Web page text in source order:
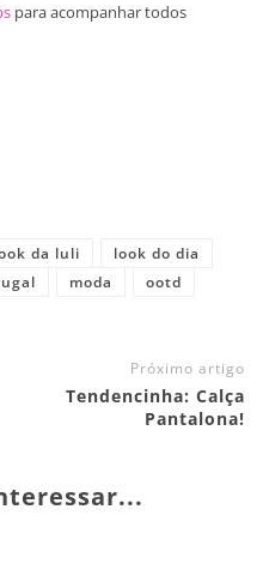
para acompanhar todos
da luli
look do dia
moda ootd
Próximo artigo
Tendencinha: Calça
Pantalona!